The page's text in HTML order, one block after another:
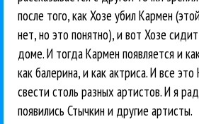
после того, как Хозе убил Кармен
нет, но это понятно), и вот Хозе
доме. И тогда Кармен появляется и
как балерина, и как актриса. И все
свести столь разных артистов. И я
появились Стычкин и другие артисты.